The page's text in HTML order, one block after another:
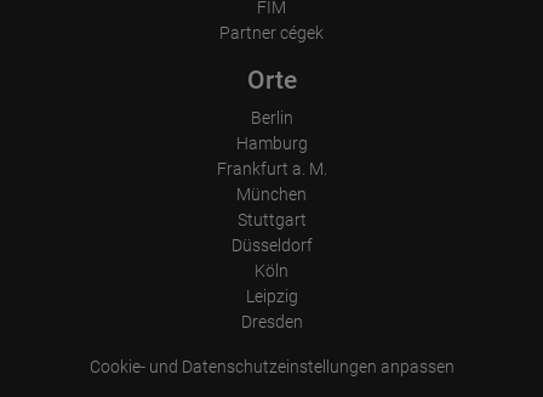
Device (PC, tablet PC or smartphone)
Resolution of the computer
Which files were downloaded?
Which videos were watched?
Were any advertising banners clicked?
portal or did he leave it completely?
How long did the visitor stay?
FIM
Partner cégek
Orte
Berlin
Hamburg
Frankfurt a. M.
München
Stuttgart
Düsseldorf
Köln
Leipzig
Dresden
Cookie- und Datenschutzeinstellungen anpassen